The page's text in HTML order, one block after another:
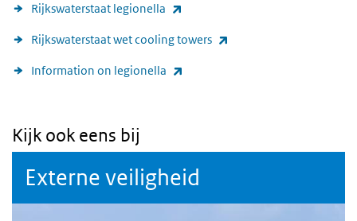
Rijkswaterstaat legionella
Rijkswaterstaat wet cooling towers
Information on legionella
Kijk ook eens bij
Externe veiligheid